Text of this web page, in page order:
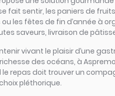
fait sentir, les paniers de
les fêtes de fin d’année à
saveurs, livraison de
vivant le plaisir d’une
des océans, à
repas doit trouver un
pléthorique.